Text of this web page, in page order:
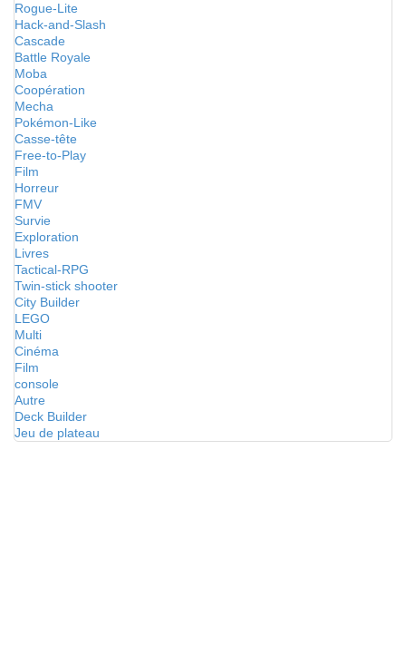
Rogue-Lite
Hack-and-Slash
Cascade
Battle Royale
Moba
Coopération
Mecha
Pokémon-Like
Casse-tête
Free-to-Play
Film
Horreur
FMV
Survie
Exploration
Livres
Tactical-RPG
Twin-stick shooter
City Builder
LEGO
Multi
Cinéma
Film
console
Autre
Deck Builder
Jeu de plateau